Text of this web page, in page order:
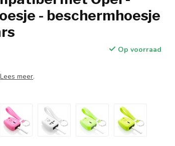
- beschermhoesje
Op voorraad
Lees meer.